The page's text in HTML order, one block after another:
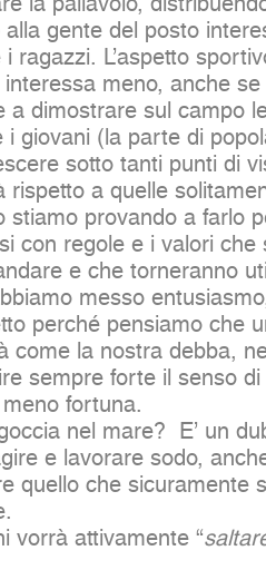
gente del posto
ragazzi. L’aspetto
meno, anche
a dimostrare sul campo
giovani (la parte di
sotto tanti punti di
rispetto a quelle
stiamo provando a farlo
con regole e i valori che
e che torneranno
messo
perché pensiamo che
come la nostra debba,
sempre forte il senso
fortuna.
nel mare? E’ un
e lavorare sodo,
quello che sicuramente
vorrà attivamente “